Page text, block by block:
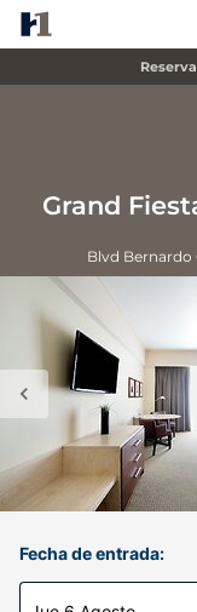
Grand
Blvd
Fecha de entrada: